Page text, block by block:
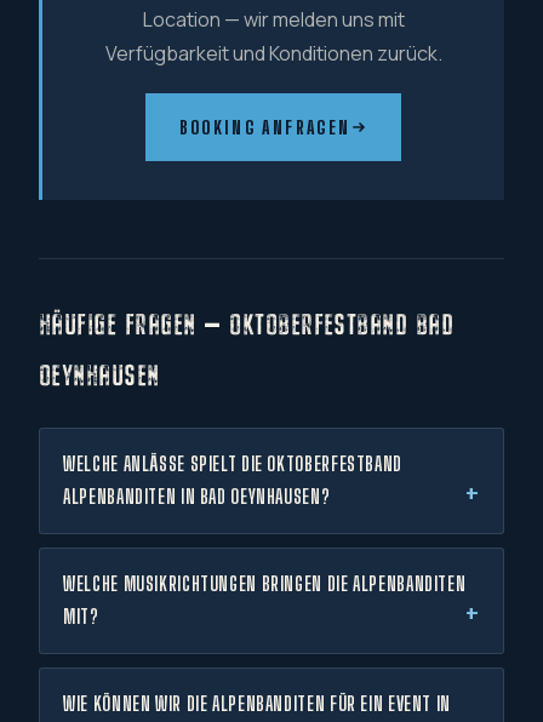
Location — wir melden uns mit
Verfügbarkeit und Konditionen zurück.
BOOKING ANFRAGEN
HÄUFIGE FRAGEN — OKTOBERFESTBAND BAD
OEYNHAUSEN
WELCHE ANLÄSSE SPIELT DIE OKTOBERFESTBAND
ALPENBANDITEN IN BAD OEYNHAUSEN?
WELCHE MUSIKRICHTUNGEN BRINGEN DIE ALPENBANDITEN
MIT?
WIE KÖNNEN WIR DIE ALPENBANDITEN FÜR EIN EVENT IN